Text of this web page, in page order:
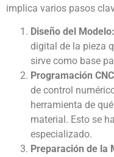
implica varios pasos
Diseño del Modelo:
digital de la pieza
sirve como base
Programación
de control
herramienta de
material. Esto se
especializado.
Preparación de la